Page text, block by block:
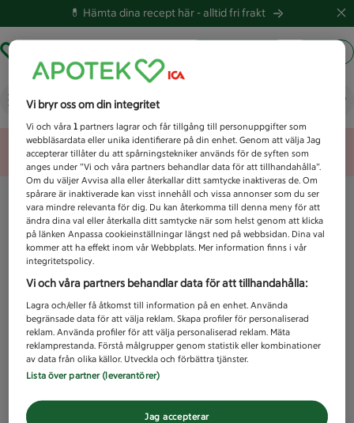
💊 Hämta dina recept här -alltid fri frakt
Vad letar du efter idag?
Unknown error
Vi bryr oss om din integritet
Vi och våra1 partners lagrar och får tillgång till personuppgifter som
webbläsardata eller unika identifierare på din enhet. Genom att välja Jag
accepterar tillåter du att spårningstekniker används för de syften som
anges under ”Vi och våra partners behandlar data för att tillhandahålla”.
Om du väljer Avvisa alla eller återkallar ditt samtycke inaktiveras de. Om
spårare är inaktiverade kan visst innehåll och vissa annonser som du ser
vara mindre relevanta för dig. Du kan återkomma till denna meny för att
ändra dina val eller återkalla ditt samtycke när som helst genom att klicka
på länken Anpassa cookieinställningar längst ned på webbsidan. Dina val
kommer att ha effekt inom vår Webbplats. Mer information finns i vår
integritetspolicy.
Vi och våra partners behandlar data för att tillhandahålla:
Lagra och/eller få åtkomst till information på en enhet. Använda
begränsade data för att välja reklam. Skapa profiler för personaliserad
reklam. Använda profiler för att välja personaliserad reklam. Mäta
reklamprestanda. Förstå målgrupper genom statistik eller kombinationer
av data från olika källor. Utveckla och förbättra tjänster.
Lista över partner (leverantörer)
Jag accepterar